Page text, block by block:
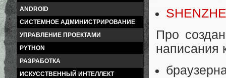
ANDROID
СИСТЕМНОЕ АДМИНИСТРИРОВАНИЕ
УПРАВЛЕНИЕ ПРОЕКТАМИ
PYTHON
РАЗРАБОТКА
ИСКУССТВЕННЫЙ ИНТЕЛЛЕКТ
Про
написания